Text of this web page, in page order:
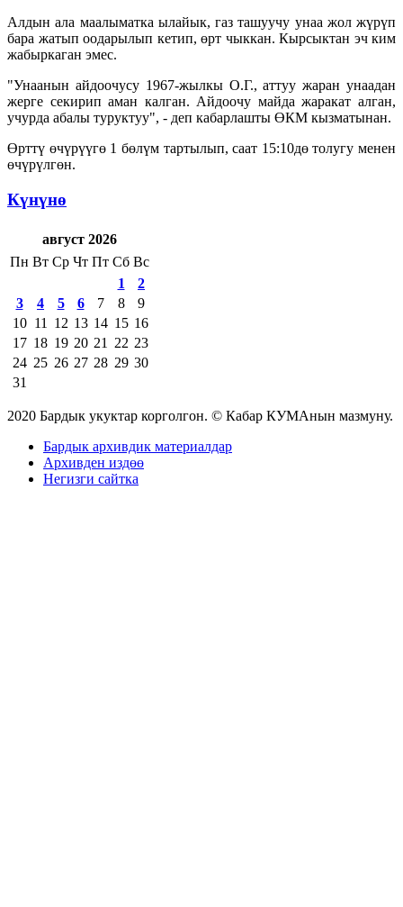
Алдын ала маалыматка ылайык, газ ташуучу унаа жол жүрүп
бара жатып оодарылып кетип, өрт чыккан. Кырсыктан эч ким
жабыркаган эмес.
"Унаанын айдоочусу 1967-жылкы О.Г., аттуу жаран унаадан
жерге секирип аман калган. Айдоочу майда жаракат алган,
учурда абалы туруктуу", - деп кабарлашты ӨКМ кызматынан.
Өрттү өчүрүүгө 1 бөлүм тартылып, саат 15:10дө толугу менен
өчүрүлгөн.
Күнүнө
август 2026
Пн Вт Ср Чт Пт Сб Вс
1
2
3
4 5 6 7 8
9
10 11 12 13 14 15 16
17 18 19 20 21 22 23
24 25 26 27 28 29 30
31
2020 Бардык укуктар корголгон. © Кабар КУМАнын мазмуну.
Бардык архивдик материалдар
Архивден издөө
Негизги сайтка